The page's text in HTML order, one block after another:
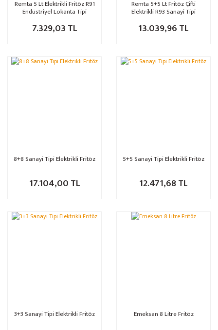
Remta 5 Lt Elektrikli Fritöz R91
Endüstriyel Lokanta Tipi
7.329,03 TL
Remta 5+5 Lt Fritöz Çifti
Elektrikli R93 Sanayi Tipi
13.039,96 TL
8+8 Sanayi Tipi Elektrikli Fritöz
17.104,00 TL
5+5 Sanayi Tipi Elektrikli Fritöz
12.471,68 TL
3+3 Sanayi Tipi Elektrikli Fritöz Emeksan 8 Litre Fritöz